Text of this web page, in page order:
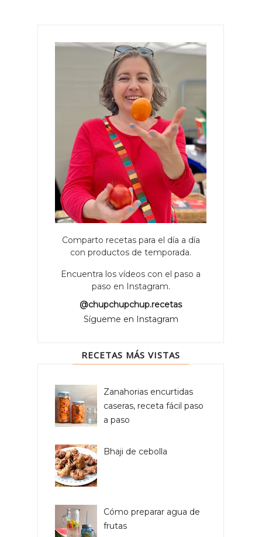
Comparto recetas para el día a día
con productos de temporada.
Encuentra los vídeos con el paso a
paso en Instagram.
@chupchupchup.recetas
Sígueme en Instagram
RECETAS MÁS VISTAS
Zanahorias encurtidas
caseras, receta fácil paso
a paso
Bhaji de cebolla
Cómo preparar agua de
frutas